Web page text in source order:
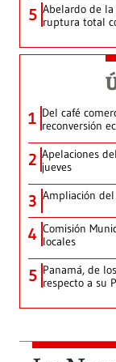
5 Abelardo de
ruptura total
1 Del café
reconversión
2 Apelaciones
jueves
3 Ampliación
4 Comisión
locales
5 Panamá, de
respecto a su